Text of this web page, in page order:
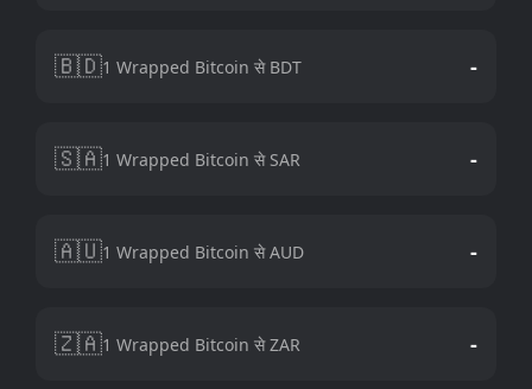
🇧🇩1 Wrapped Bitcoin से BDT -
🇸🇦1 Wrapped Bitcoin से SAR -
🇦🇺1 Wrapped Bitcoin से AUD -
🇿🇦1 Wrapped Bitcoin से ZAR -